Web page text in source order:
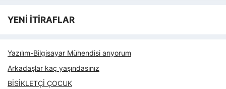
YENİ İTİRAFLAR
Yazılım-Bilgisayar Mühendisi arıyorum
Arkadaşlar kaç yaşındasınız
BİSİKLETÇİ ÇOCUK